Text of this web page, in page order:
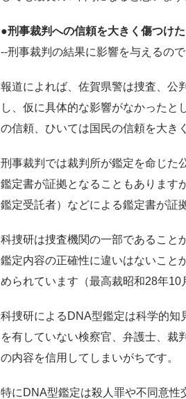
●刑事裁判への信頼を大きく傷つけた
--刑事裁判の結果に影響を与えるの
報道によれば、佐賀県警は捜査、公
し、仮に具体的な影響がなかったと
の信頼、ひいては国民の信頼を大き
刑事裁判では裁判所が鑑定を命じた
鑑定書が証拠となることもあります
鑑定受託者）などによる鑑定書が証
科捜研は捜査機関の一部であること
鑑定内容の正確性に違いはないこと
められています（最高裁昭和28年10
科捜研によるDNA型鑑定は科学的知
を有していない検察官、弁護士、裁
の内容を信用してしまいがちです。
特にDNA型鑑定は殺人罪や不同意性